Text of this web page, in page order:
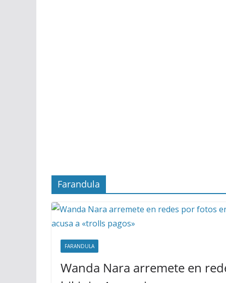
Farandula
FARANDULA
Wanda Nara arremete en